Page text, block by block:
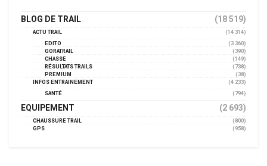
BLOG DE TRAIL (18 519)
ACTU TRAIL
(14 314)
EDITO
(3 360)
GORATRAIL
(390)
CHASSE
(149)
RÉSULTATS TRAILS
(738)
PREMIUM
(38)
INFOS ENTRAINEMENT
(4 233)
SANTÉ
(794)
EQUIPEMENT (2 693)
CHAUSSURE TRAIL
(800)
GPS
(958)